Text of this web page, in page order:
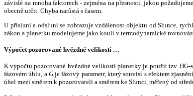
závislé na mnoha faktorech - zejména na přesnosti, jakou
obecně určit. Chyba narůstá s časem.
U přísluní a odsluní se zobrazuje vzdálenost objektu od Slunce,
zákon a planetku modelujeme jako kouli v termodynamické
Výpočet pozorované hvězdné velikosti …
K výpočtu pozorované hvězdné velikosti planetky je použit tzv. HG-
fázovém úhlu, a Gje fázový parametr, který souvisí s efektem
úhel mezi směrem k pozorovateli a směrem ke Slunci, měřený od